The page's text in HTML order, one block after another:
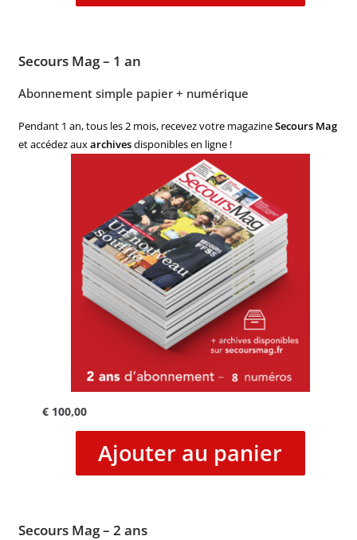
Secours Mag – 1 an
Abonnement simple papier + numérique
Pendant 1 an, tous les 2 mois, recevez votre magazineSecours Mag
et accédez auxarchivesdisponibles en ligne !
€100,00
Ajouter au panier
Secours Mag – 2 ans